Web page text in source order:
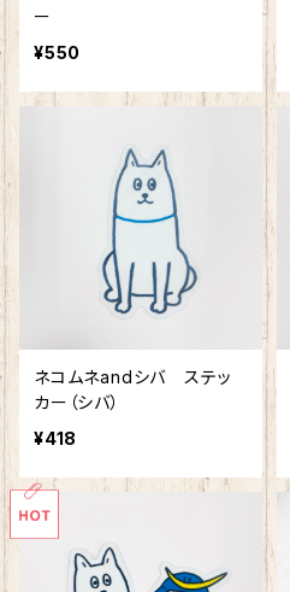
ー
¥550
ネコムネandシバ ステッ
カー（シバ）
¥418